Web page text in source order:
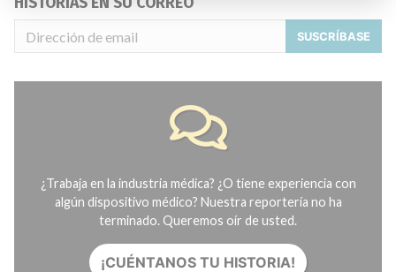
SUSCRÍBASE
¿Trabaja en la industria médica? ¿O tiene experiencia con
algún dispositivo médico? Nuestra reportería no ha
terminado. Queremos oír de usted.
¡CUÉNTANOS TU HISTORIA!